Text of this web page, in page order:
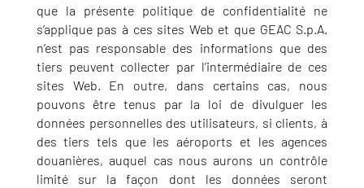
que la présente politique de confidentialité ne
s’applique pas à ces sites Web et que GEAC S.p.A.
n’est pas responsable des informations que des
tiers peuvent collecter par l’intermédiaire de ces
sites Web. En outre, dans certains cas, nous
pouvons être tenus par la loi de divulguer les
données personnelles des utilisateurs, si clients, à
des tiers tels que les aéroports et les agences
douanières, auquel cas nous aurons un contrôle
limité sur la façon dont les données seront